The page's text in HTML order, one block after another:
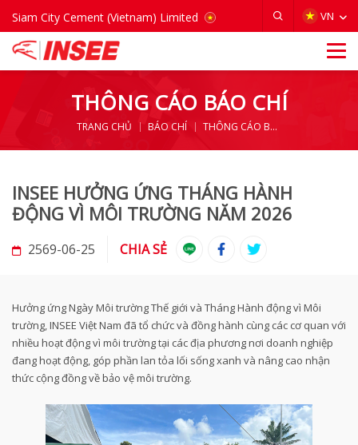
Siam City Cement (Vietnam) Limited VN
THÔNG CÁO BÁO CHÍ
TRANG CHỦ BÁO CHÍ THÔNG CÁO BÁO CHÍ
INSEE HƯỞNG ỨNG THÁNG HÀNH
ĐỘNG VÌ MÔI TRƯỜNG NĂM 2026
2569-06-25 CHIA SẺ
Hưởng ứng Ngày Môi trường Thế giới và Tháng Hành động vì Môi
trường, INSEE Việt Nam đã tổ chức và đồng hành cùng các cơ quan với
nhiều hoạt động vì môi trường tại các địa phương nơi doanh nghiệp
đang hoạt động, góp phần lan tỏa lối sống xanh và nâng cao nhận
thức cộng đồng về bảo vệ môi trường.